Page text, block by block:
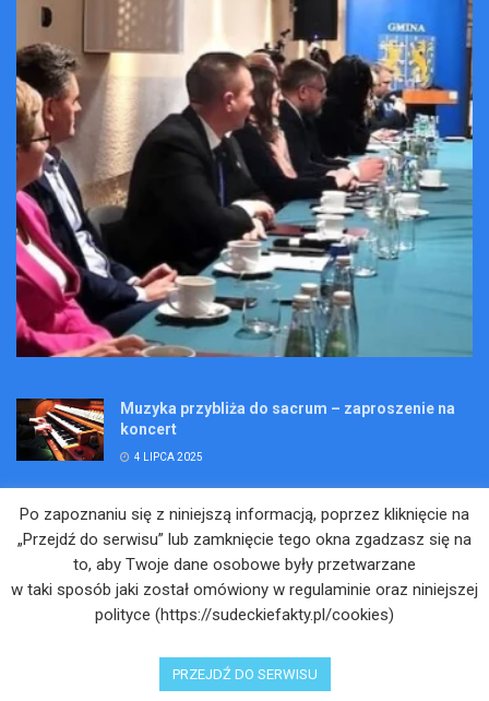
Muzyka przybliża do sacrum – zaproszenie na
koncert
4 LIPCA 2025
Kopalniane Ekspedycje
Adam Maciejczyk: „Chcemy przełamywać
bariery. Nie tylko bólu…”
Po zapoznaniu się z niniejszą informacją, poprzez kliknięcie na
„Przejdź do serwisu” lub zamknięcie tego okna zgadzasz się na
to, aby Twoje dane osobowe były przetwarzane
w taki sposób jaki został omówiony w regulaminie oraz niniejszej
polityce (https://sudeckiefakty.pl/cookies)
PRZEJDŹ DO SERWISU